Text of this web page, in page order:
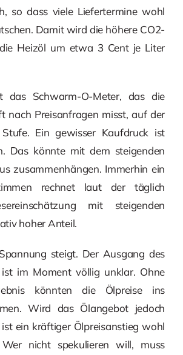
so dass viele Liefertermine wohl
Damit wird die höhere CO2-
Heizöl um etwa 3 Cent je Liter
das Schwarm-O-Meter, das die
nach Preisanfragen misst, auf der
Ein gewisser Kaufdruck ist
Das könnte mit dem steigenden
zusammenhängen. Immerhin ein
rechnet laut der täglich
mit steigenden
hoher Anteil.
steigt. Der Ausgang des
ist im Moment völlig unklar. Ohne
könnten die Ölpreise ins
Wird das Ölangebot jedoch
ein kräftiger Ölpreisanstieg wohl
Wer nicht spekulieren will, muss